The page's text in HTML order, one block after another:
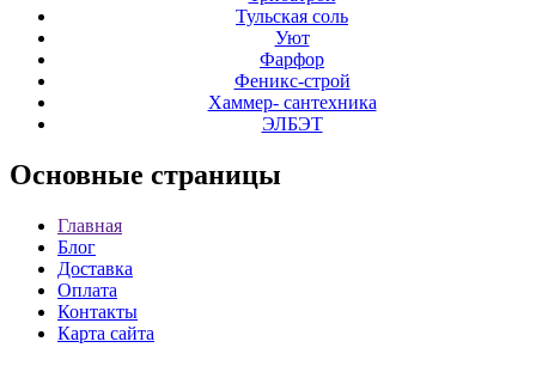
Тульская соль
Уют
Фарфор
Феникс-строй
Хаммер- сантехника
ЭЛБЭТ
Основные страницы
Главная
Блог
Доставка
Оплата
Контакты
Карта сайта